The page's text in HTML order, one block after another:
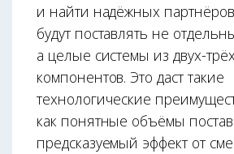
и найти надёжных
будут поставлять не
а целые системы из двух-
компонентов. Это даст такие
технологические
как понятные объёмы
предсказуемый эффект от